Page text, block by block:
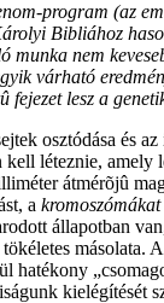
program (az
Bibliához
munka nem
várható
fejezet lesz a
osztódása és
kell léteznie, amely
átmérõjû
a kromoszómákat
állapotban
tökéletes másolata.
hatékony
kielégítését